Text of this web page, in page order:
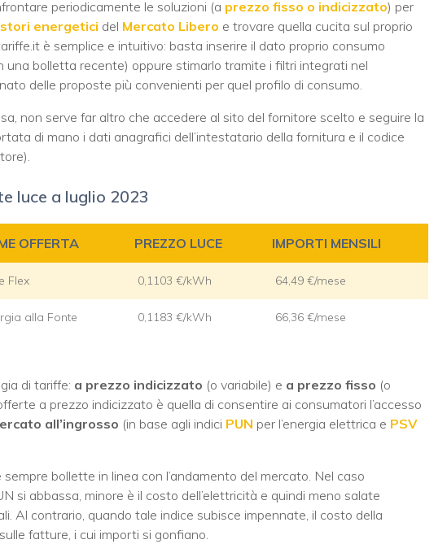
periodicamente le soluzioni (a prezzo fisso o indicizzato) per
energetici del Mercato Libero e trovare quella cucita sul proprio
è semplice e intuitivo: basta inserire il dato proprio consumo
una bolletta recente) oppure stimarlo tramite i filtri integrati nel
delle proposte più convenienti per quel profilo di consumo.
non serve far altro che accedere al sito del fornitore scelto e seguire la
di mano i dati anagrafici dell’intestatario della fornitura e il codice
luce a luglio 2023
OFFERTA PREZZO LUCE IMPORTI MENSILI
Flex 0,1103 €/kWh 64,49 €/mese
alla Fonte 0,1183 €/kWh 66,36 €/mese
di tariffe: a prezzo indicizzato (o variabile) e a prezzo fisso (o
a prezzo indicizzato è quella di consentire ai consumatori l’accesso
all’ingrosso (in base agli indici PUN per l’energia elettrica e PSV
bollette in linea con l’andamento del mercato. Nel caso
si abbassa, minore è il costo dell’elettricità e quindi meno salate
Al contrario, quando tale indice subisce impennate, il costo della
fatture, i cui importi si gonfiano.